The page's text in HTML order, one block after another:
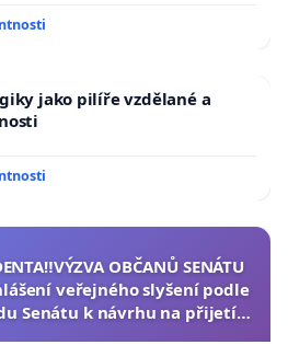
jako pilíře vzdělané a
OBČANŮ SENÁTU
veřejného slyšení podle
Senátu k návrhu na přijetí